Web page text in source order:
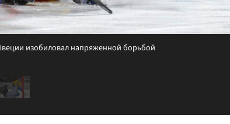
изобиловал напряженной борьбой